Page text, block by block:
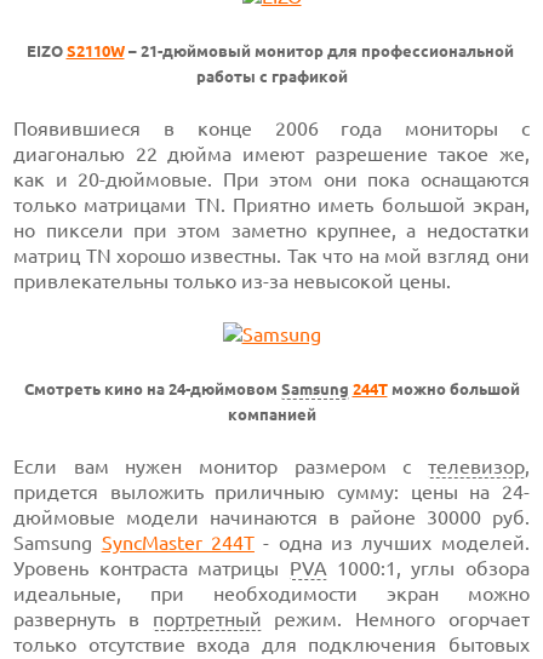
EIZO S2110W– 21-дюймовый монитор для профессиональной
работы с графикой
Появившиеся в конце 2006 года мониторы с
диагональю 22 дюйма имеют разрешение такое же,
как и 20-дюймовые. При этом они пока оснащаются
только матрицами TN. Приятно иметь большой экран,
но пиксели при этом заметно крупнее, а недостатки
матриц TN хорошо известны. Так что на мой взгляд они
привлекательны только из-за невысокой цены.
Смотреть кино на 24-дюймовом Samsung 244Tможно большой
компанией
Если вам нужен монитор размером с телевизор,
придется выложить приличныю сумму: цены на 24-
дюймовые модели начинаются в районе 30000 руб.
Samsung SyncMaster 244T- одна из лучших моделей.
Уровень контраста матрицы PVA 1000:1, углы обзора
идеальные, при необходимости экран можно
развернуть в портретный режим. Немного огорчает
только отсутствие входа для подключения бытовых